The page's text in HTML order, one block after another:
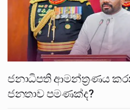
ජනාධිපති ආමන්ත්‍රණය
ජනතාව පමණක්ද?